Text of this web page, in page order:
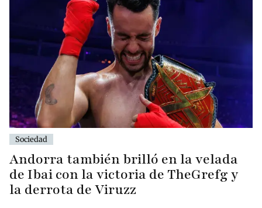
Sociedad
Andorra también brilló en la velada
de Ibai con la victoria de TheGrefg y
la derrota de Viruzz